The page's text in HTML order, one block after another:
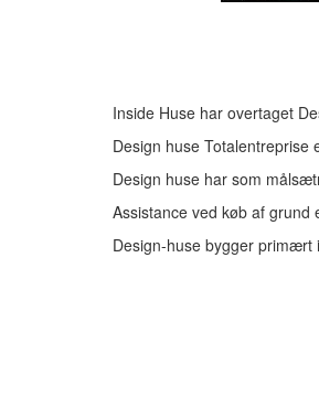
Inside Huse har overtaget
Design huse
Design huse har som
Assistance ved køb af grund
Design-huse bygger primært